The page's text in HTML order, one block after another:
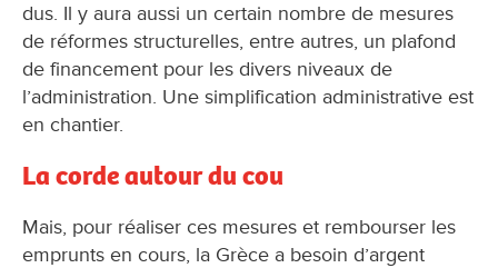
dus. Il y aura aussi un certain nombre de mesures
de réformes structurelles, entre autres, un plafond
de financement pour les divers niveaux de
l’administration. Une simplification administrative est
en chantier.
La corde autour du cou
Mais, pour réaliser ces mesures et rembourser les
emprunts en cours, la Grèce a besoin d’argent